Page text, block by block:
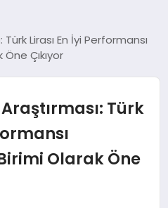
Lirası En İyi Performansı
Çıkıyor
Türk
Olarak Öne